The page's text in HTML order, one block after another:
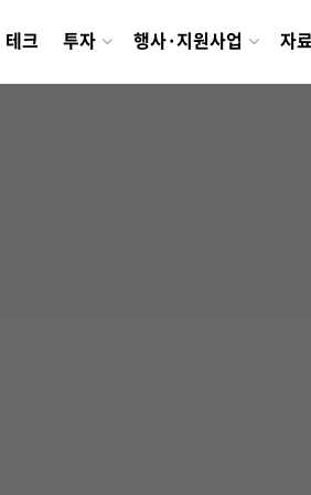
테크 투자 행사·지원사업 자